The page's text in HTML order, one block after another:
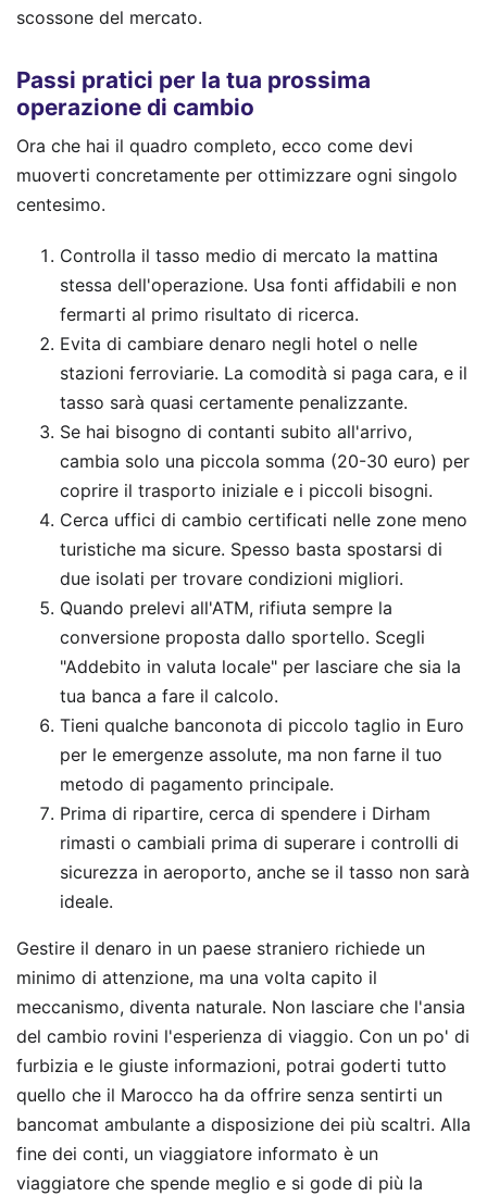
scossone del mercato.
Passi pratici per la tua prossima
operazione di cambio
Ora che hai il quadro completo, ecco come devi
muoverti concretamente per ottimizzare ogni singolo
centesimo.
Controlla il tasso medio di mercato la mattina
stessa dell'operazione. Usa fonti affidabili e non
fermarti al primo risultato di ricerca.
Evita di cambiare denaro negli hotel o nelle
stazioni ferroviarie. La comodità si paga cara, e il
tasso sarà quasi certamente penalizzante.
Se hai bisogno di contanti subito all'arrivo,
cambia solo una piccola somma (20-30 euro) per
coprire il trasporto iniziale e i piccoli bisogni.
Cerca uffici di cambio certificati nelle zone meno
turistiche ma sicure. Spesso basta spostarsi di
due isolati per trovare condizioni migliori.
Quando prelevi all'ATM, rifiuta sempre la
conversione proposta dallo sportello. Scegli
"Addebito in valuta locale" per lasciare che sia la
tua banca a fare il calcolo.
Tieni qualche banconota di piccolo taglio in Euro
per le emergenze assolute, ma non farne il tuo
metodo di pagamento principale.
Prima di ripartire, cerca di spendere i Dirham
rimasti o cambiali prima di superare i controlli di
sicurezza in aeroporto, anche se il tasso non sarà
ideale.
Gestire il denaro in un paese straniero richiede un
minimo di attenzione, ma una volta capito il
meccanismo, diventa naturale. Non lasciare che l'ansia
del cambio rovini l'esperienza di viaggio. Con un po' di
furbizia e le giuste informazioni, potrai goderti tutto
quello che il Marocco ha da offrire senza sentirti un
bancomat ambulante a disposizione dei più scaltri. Alla
fine dei conti, un viaggiatore informato è un
viaggiatore che spende meglio e si gode di più la